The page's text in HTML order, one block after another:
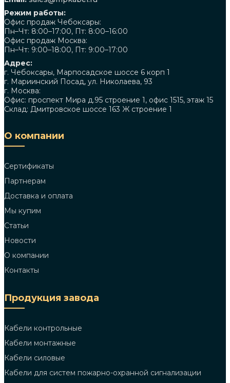
Режим работы:
Офис продаж Чебоксары:
Пн–Чт: 8:00–17:00, Пт: 8:00–16:00
Офис продаж Москва:
Пн–Чт: 9:00–18:00, Пт: 9:00–17:00
Адрес:
г. Чебоксары, Марпосадское шоссе 6 корп 1
г. Мариинский Посад, ул. Николаева, 93
г. Москва:
Офис: проспект Мира д.95 строение 1, офис 1515, этаж 15
Склад: Дмитровское шоссе 163 Ж строение 1
О компании
Сертификаты
Партнерам
Доставка и оплата
Мы купим
Статьи
Новости
О компании
Контакты
Продукция завода
Кабели контрольные
Кабели монтажные
Кабели силовые
Кабели для систем пожарно-охранной сигнализации